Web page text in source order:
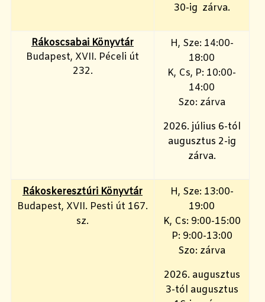
30-ig zárva.
Rákoscsabai Könyvtár
Budapest, XVII. Péceli út
232.
H, Sze: 14:00-
18:00
K, Cs, P: 10:00-
14:00
Szo: zárva
2026. július 6-tól
augusztus 2-ig
zárva.
Rákoskeresztúri Könyvtár
Budapest, XVII. Pesti út 167.
sz.
H, Sze: 13:00-
19:00
K, Cs: 9:00-15:00
P: 9:00-13:00
Szo: zárva
2026. augusztus
3-tól augusztus